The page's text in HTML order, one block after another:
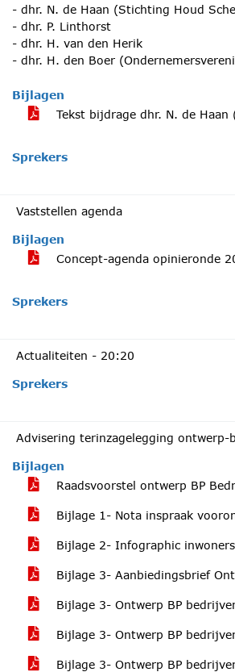
- dhr. N. de Haan (Stichting Houd
- dhr. P. Linthorst
- dhr. H. van den Herik
- dhr. H. den Boer
Bijlagen
Tekst bijdrage dhr. N. de
Sprekers
Vaststellen agenda
Bijlagen
Concept-agenda opinieronde
Sprekers
Actualiteiten - 20:20
Sprekers
Advisering terinzagelegging
Bijlagen
Raadsvoorstel ontwerp BP
Bijlage 1- Nota inspraak
Bijlage 2- Infographic
Bijlage 3- Aanbiedingsbrief
Bijlage 3- Ontwerp BP
Bijlage 3- Ontwerp BP
Bijlage 3- Ontwerp BP